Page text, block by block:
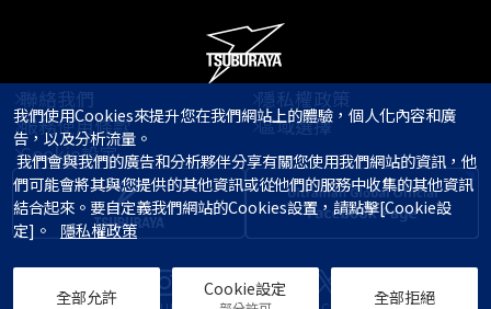
聯絡我們
隱私權政策
服務使用條款
區域選擇
Cookie設定
我們使用Cookies來提升您在我們網站上的體驗，個人化內容和廣
告，以及分析流量。
們可能會將其與您提供的其他資訊或從他們的服務中收集的其他資訊
結合起來。要自定義我們網站的Cookies設置，請點擊[Cookie設
定]。 隱私權政策
全部允許 Cookie設定 全部拒絕